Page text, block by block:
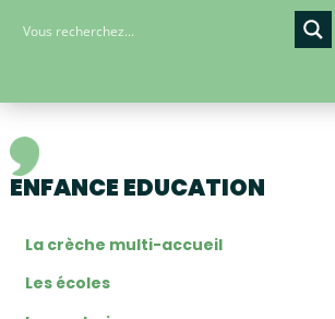
ENFANCE EDUCATION
La crèche multi-accueil
Les écoles